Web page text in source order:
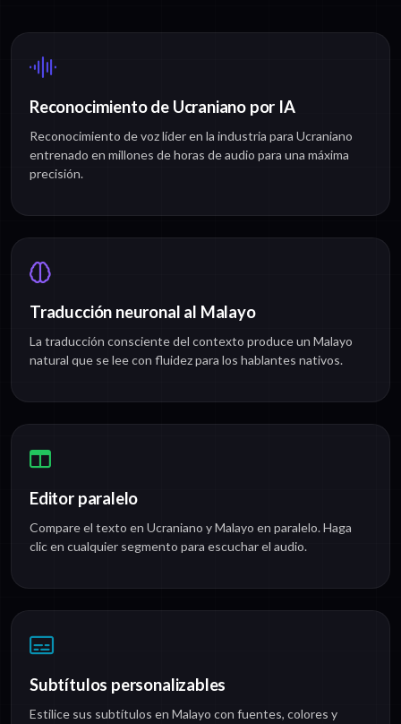
Reconocimiento de Ucraniano por IA
Reconocimiento de voz líder en la industria para Ucraniano
entrenado en millones de horas de audio para una máxima
precisión.
Traducción neuronal al Malayo
La traducción consciente del contexto produce un Malayo
natural que se lee con fluidez para los hablantes nativos.
Editor paralelo
Compare el texto en Ucraniano y Malayo en paralelo. Haga
clic en cualquier segmento para escuchar el audio.
Subtítulos personalizables
Estilice sus subtítulos en Malayo con fuentes, colores y